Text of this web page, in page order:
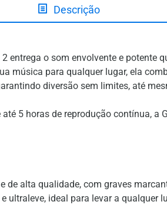
Descrição
entrega o som envolvente e potente
música para qualquer lugar, ela
diversão sem limites, até
5 horas de reprodução contínua, a
de alta qualidade, com graves
ultraleve, ideal para levar a qualquer